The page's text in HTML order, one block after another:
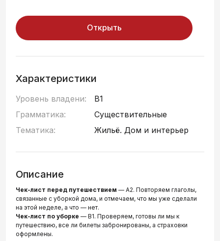
Открыть
Характеристики
Уровень владени:
B1
Грамматика:
Существительные
Тематика:
Жильё. Дом и интерьер
Описание
Чек-лист перед путешествием — А2. Повторяем глаголы,
связанные с уборкой дома, и отмечаем, что мы уже сделали
на этой неделе, а что — нет.
Чек-лист по уборке — В1. Проверяем, готовы ли мы к
путешествию, все ли билеты забронированы, а страховки
оформлены.